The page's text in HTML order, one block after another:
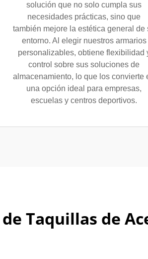
solución que no solo cumpla sus
necesidades prácticas, sino que
también mejore la estética general de
entorno. Al elegir nuestros armarios
personalizables, obtiene flexibilidad
control sobre sus soluciones de
almacenamiento, lo que los convierte
una opción ideal para empresas,
escuelas y centros deportivos.
Taquillas de